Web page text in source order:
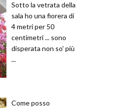
Sotto la vetrata della
sala ho una fiorera di
4 metri per 50
centimetri ... sono
disperata non so' più
...
Come posso